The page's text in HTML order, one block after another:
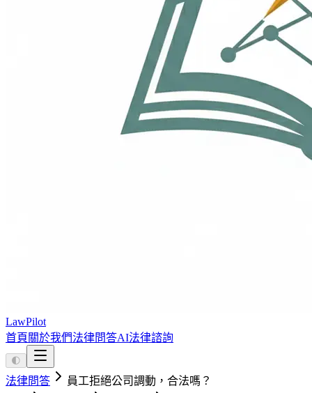
LawPilot
首頁 關於我們法律問答AI法律諮詢
🌓
法律問答
員工拒絕公司調動，合法嗎？